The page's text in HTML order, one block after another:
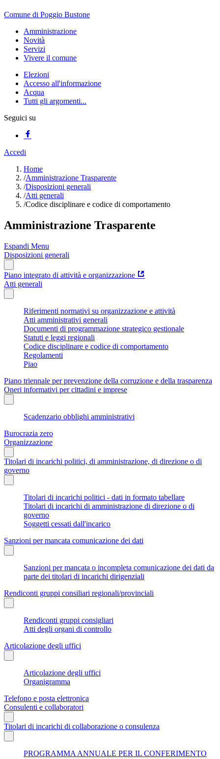
Comune di Poggio Bustone
Amministrazione
Novità
Servizi
Vivere il comune
Elezioni
Accesso all'informazione
Acqua
Tutti gli argomenti...
Seguici su
Accedi
Home
/Amministrazione Trasparente
/Disposizioni generali
/Atti generali
/Codice disciplinare e codice di comportamento
Amministrazione Trasparente
Espandi Menu
Disposizioni generali
Piano integrato di attività e organizzazione
Atti generali
Riferimenti normativi su organizzazione e attività
Atti amministrativi generali
Documenti di programmazione strategico gestionale
Statuti e leggi regionali
Codice disciplinare e codice di comportamento
Regolamenti
Piao
Piano triennale per prevenzione della corruzione e della trasparenza
Oneri informativi per cittadini e imprese
Scadenzario obblighi amministrativi
Burocrazia zero
Organizzazione
Titolari di incarichi politici, di amministrazione, di direzione o di
governo
Titolari di incarichi politici - dati in formato tabellare
Titolari di incarichi di amministrazione di direzione o di
governo
Soggetti cessati dall'incarico
Sanzioni per mancata comunicazione dei dati
Sanzioni per mancata o incompleta comunicazione dei dati da
parte dei titolari di incarichi dirigenziali
Rendiconti gruppi consiliari regionali/provinciali
Rendiconti gruppi consigliari
Atti degli organi di controllo
Articolazione degli uffici
Articolazione degli uffici
Organigramma
Telefono e posta elettronica
Consulenti e collaboratori
Titolari di incarichi di collaborazione o consulenza
PROGRAMMA ANNUALE PER IL CONFERIMENTO